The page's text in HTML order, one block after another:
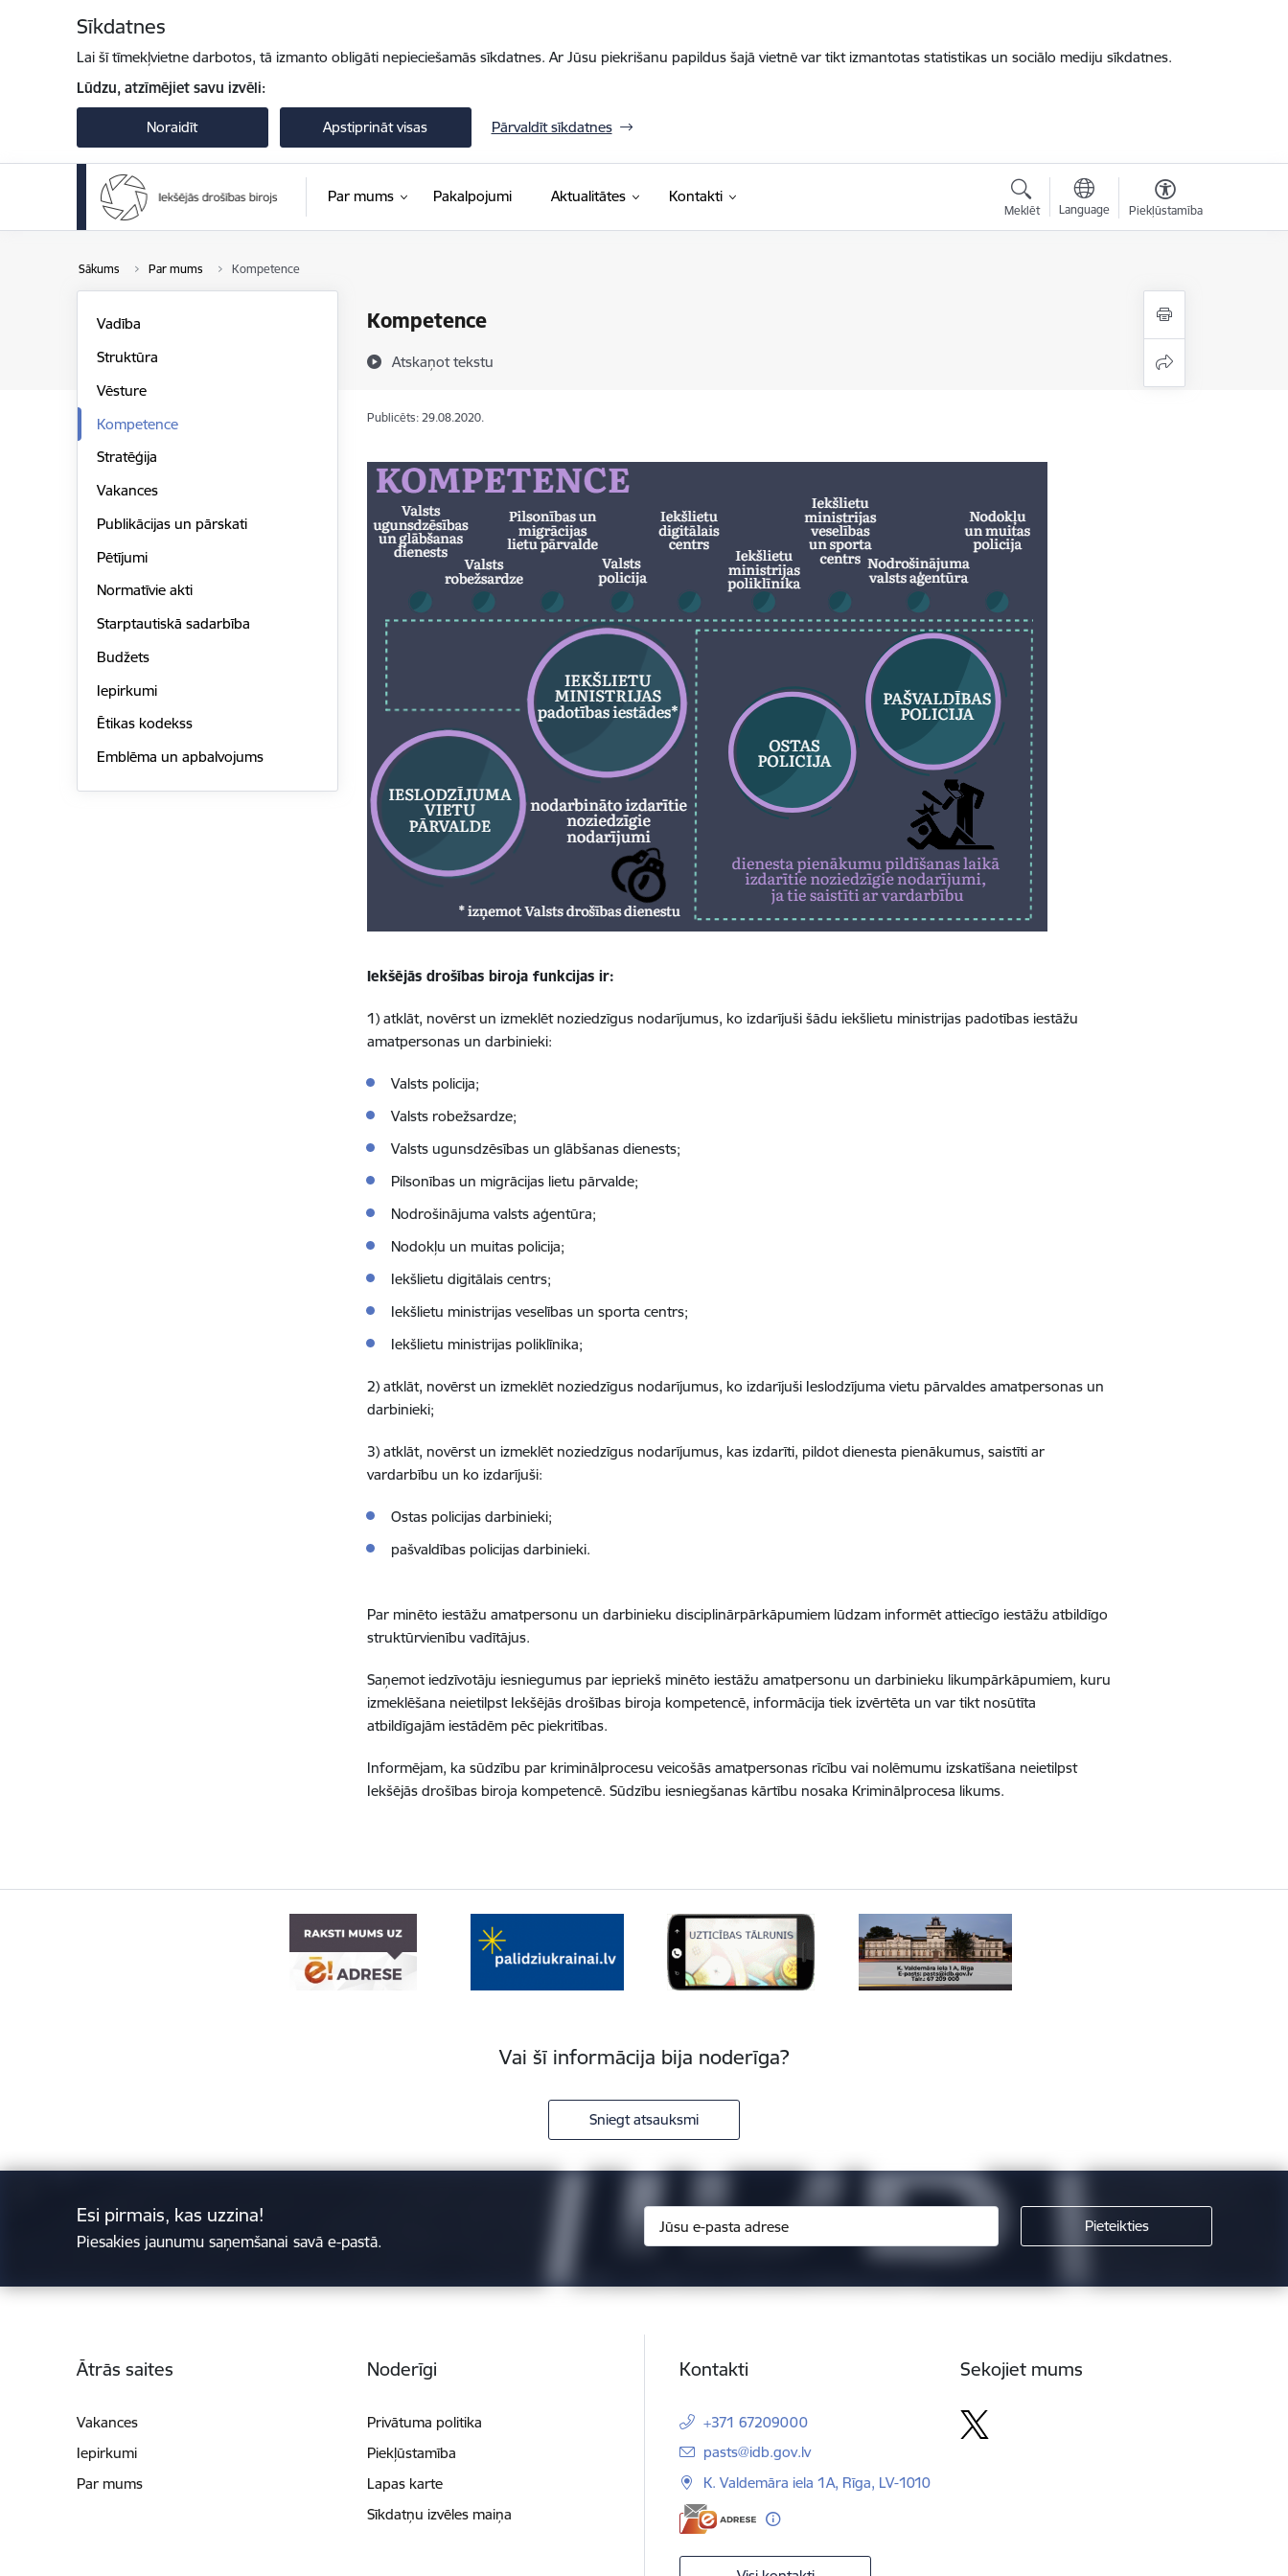
Sīkdatnes
Lai šī tīmekļvietne darbotos, tā izmanto obligāti nepieciešamās sīkdatnes. Ar Jūsu piekrišanu papildus šajā vietnē var tikt izmantotas statistikas un sociālo mediju sīkdatnes.
Lūdzu, atzīmējiet savu izvēli:
Noraidīt Apstiprināt visas Pārvaldīt sīkdatnes
Par mums Pakalpojumi Aktualitātes Kontakti
Meklēt Language Piekļūstamība
Sākums Par mums Kompetence
Kompetence
Atskaņot tekstu
Vadība
Struktūra
Vēsture
Kompetence
Stratēģija
Vakances
Publikācijas un pārskati
Pētījumi
Normatīvie akti
Starptautiskā sadarbība
Budžets
Iepirkumi
Ētikas kodekss
Emblēma un apbalvojums
Publicēts: 29.08.2020.
Iekšējās drošības biroja funkcijas ir:
1) atklāt, novērst un izmeklēt noziedzīgus nodarījumus, ko izdarījuši šādu iekšlietu ministrijas padotības iestāžu
amatpersonas un darbinieki:
Valsts policija;
Valsts robežsardze;
Valsts ugunsdzēsības un glābšanas dienests;
Pilsonības un migrācijas lietu pārvalde;
Nodrošinājuma valsts aģentūra;
Nodokļu un muitas policija;
Iekšlietu digitālais centrs;
Iekšlietu ministrijas veselības un sporta centrs;
Iekšlietu ministrijas poliklīnika;
2) atklāt, novērst un izmeklēt noziedzīgus nodarījumus, ko izdarījuši Ieslodzījuma vietu pārvaldes amatpersonas un
darbinieki;
3) atklāt, novērst un izmeklēt noziedzīgus nodarījumus, kas izdarīti, pildot dienesta pienākumus, saistīti ar
vardarbību un ko izdarījuši:
Ostas policijas darbinieki;
pašvaldības policijas darbinieki.
Par minēto iestāžu amatpersonu un darbinieku disciplinārpārkāpumiem lūdzam informēt attiecīgo iestāžu atbildīgo
struktūrvienību vadītājus.
Saņemot iedzīvotāju iesniegumus par iepriekš minēto iestāžu amatpersonu un darbinieku likumpārkāpumiem, kuru
izmeklēšana neietilpst Iekšējās drošības biroja kompetencē, informācija tiek izvērtēta un var tikt nosūtīta
atbildīgajām iestādēm pēc piekritības.
Informējam, ka sūdzību par kriminālprocesu veicošās amatpersonas rīcību vai nolēmumu izskatīšana neietilpst
Iekšējās drošības biroja kompetencē. Sūdzību iesniegšanas kārtību nosaka Kriminālprocesa likums.
Vai šī informācija bija noderīga?
Sniegt atsauksmi
Esi pirmais, kas uzzina!
Piesakies jaunumu saņemšanai savā e-pastā.
Ātrās saites
Vakances
Iepirkumi
Par mums
Noderīgi
Privātuma politika
Piekļūstamība
Lapas karte
Sīkdatņu izvēles maiņa
Kontakti
+371 67209000
E-pasts:
pasts@idb.gov.lv
K. Valdemāra iela 1A, Rīga, LV-1010
Sekojiet mums